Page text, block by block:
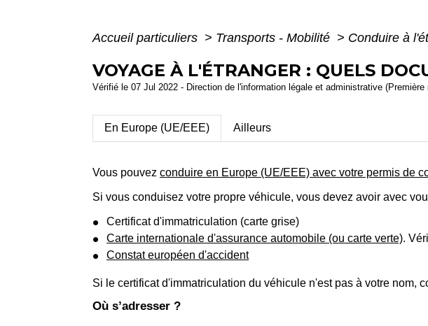
Accueil particuliers > Transports - Mobilité > Conduire à
VOYAGE À L'ÉTRANGER : QUELS
Vérifié le 07 Jul 2022 - Direction de l'information légale et administrative (Première
En Europe (UE/EEE) Ailleurs
Vous pouvez conduire en Europe (UE/EEE) avec votre permis de
Si vous conduisez votre propre véhicule, vous devez avoir avec
Certificat d'immatriculation (carte grise)
Carte internationale d'assurance automobile (ou carte verte).
Constat européen d'accident
Si le certificat d'immatriculation du véhicule n'est pas à votre nom,
Où s’adresser ?